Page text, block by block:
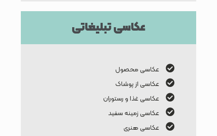
عکاسی تبلیغاتی
عکاسی محصول
عکاسی از پوشاک
عکاسی غذا و رستوران
عکاسی زمینه سفید
عکاسی هنری